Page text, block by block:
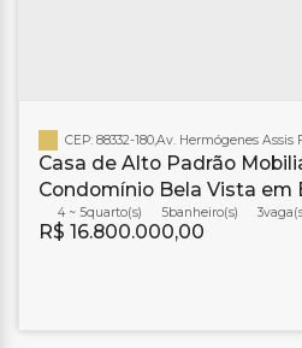
Casa de Alto Padrão
Condomínio Bela Vista em
R$ 16.800.000,00
CEP: 88332-180,Av. Hermógenes Assis
4 ~ 5 5banheiro(s) 3